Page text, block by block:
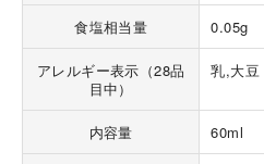
食塩相当量 0.05g
アレルギー表示（28品
目中）
乳,大豆
内容量 60ml
やつ時」という意味を込
雄大な八ヶ岳山麓の自